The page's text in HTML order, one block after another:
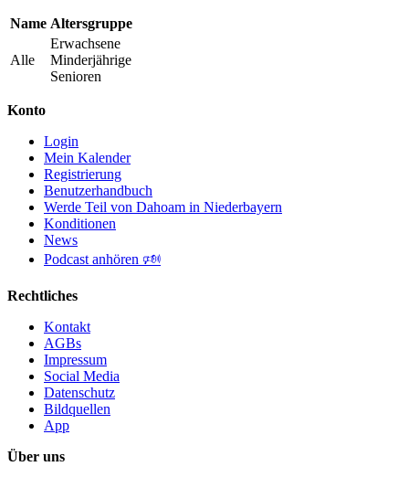
Name Altersgruppe
Alle
Erwachsene
Minderjährige
Senioren
Konto
Login
Mein Kalender
Registrierung
Benutzerhandbuch
Werde Teil von Dahoam in Niederbayern
Konditionen
News
Podcast anhören 🕬
Rechtliches
Kontakt
AGBs
Impressum
Social Media
Datenschutz
Bildquellen
App
Über uns